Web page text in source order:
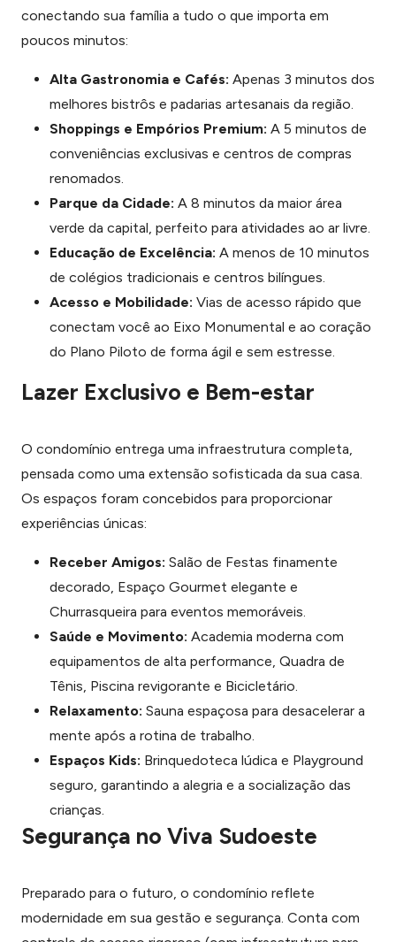
conectando sua família a tudo o que importa em
poucos minutos:
Alta Gastronomia e Cafés: Apenas 3 minutos dos
melhores bistrôs e padarias artesanais da região.
Shoppings e Empórios Premium: A 5 minutos de
conveniências exclusivas e centros de compras
renomados.
Parque da Cidade: A 8 minutos da maior área
verde da capital, perfeito para atividades ao ar livre.
Educação de Excelência: A menos de 10 minutos
de colégios tradicionais e centros bilíngues.
Acesso e Mobilidade: Vias de acesso rápido que
conectam você ao Eixo Monumental e ao coração
do Plano Piloto de forma ágil e sem estresse.
Lazer Exclusivo e Bem-estar
O condomínio entrega uma infraestrutura completa,
pensada como uma extensão sofisticada da sua casa.
Os espaços foram concebidos para proporcionar
experiências únicas:
Receber Amigos: Salão de Festas finamente
decorado, Espaço Gourmet elegante e
Churrasqueira para eventos memoráveis.
Saúde e Movimento: Academia moderna com
equipamentos de alta performance, Quadra de
Tênis, Piscina revigorante e Bicicletário.
Relaxamento: Sauna espaçosa para desacelerar a
mente após a rotina de trabalho.
Espaços Kids: Brinquedoteca lúdica e Playground
seguro, garantindo a alegria e a socialização das
crianças.
Segurança no Viva Sudoeste
Preparado para o futuro, o condomínio reflete
modernidade em sua gestão e segurança. Conta com